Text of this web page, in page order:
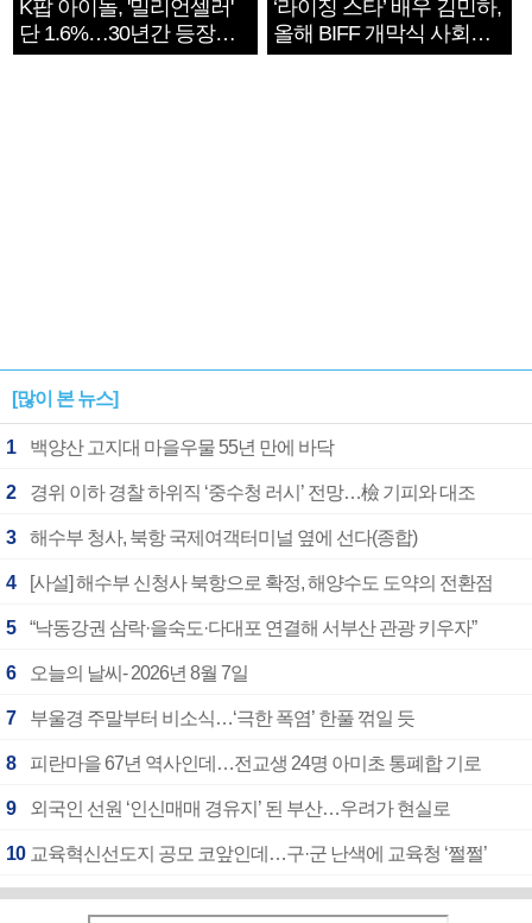
K팝 아이돌, '밀리언셀러'
단 1.6%…30년간 등장
1182개팀 전수조사
‘라이징 스타’ 배우 김민하,
올해 BIFF 개막식 사회자
확정
[많이 본 뉴스]
1 백양산 고지대 마을우물 55년 만에 바닥
2 경위 이하 경찰 하위직 ‘중수청 러시’ 전망…檢 기피와 대조
3 해수부 청사, 북항 국제여객터미널 옆에 선다(종합)
4 [사설] 해수부 신청사 북항으로 확정, 해양수도 도약의 전환점
5 “낙동강권 삼락·을숙도·다대포 연결해 서부산 관광 키우자”
6 오늘의 날씨- 2026년 8월 7일
7 부울경 주말부터 비소식…‘극한 폭염’ 한풀 꺾일 듯
8 피란마을 67년 역사인데…전교생 24명 아미초 통폐합 기로
9 외국인 선원 ‘인신매매 경유지’ 된 부산…우려가 현실로
10 교육혁신선도지 공모 코앞인데…구·군 난색에 교육청 ‘쩔쩔’